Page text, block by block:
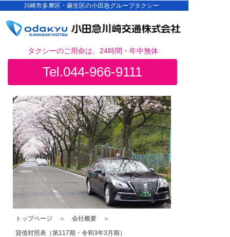
川崎市多摩区・麻生区の小田急グループタクシー
Tel.044-966-9111
タクシーのご用命は、24時間・年中無休
トップページ ＞ 会社概要
＞
貸借対照表（第117期・令和3年3月期）